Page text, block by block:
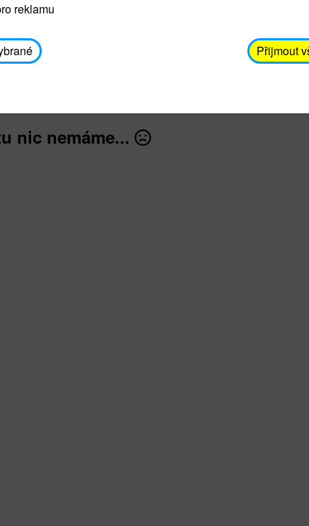
Prodejna UNICEF bude otevřena každý čtvrtek o 11
osobním odběrem je možné vyzvednout po domluvě
avodickova@unicef.cz nebo telefonním čísle 606 655
dále
nic nemáme...
reklamu
Přijmout